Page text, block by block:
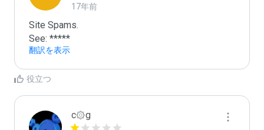
17年前
Site Spams.
See: *****
翻訳を表示
役立つ
c۞g